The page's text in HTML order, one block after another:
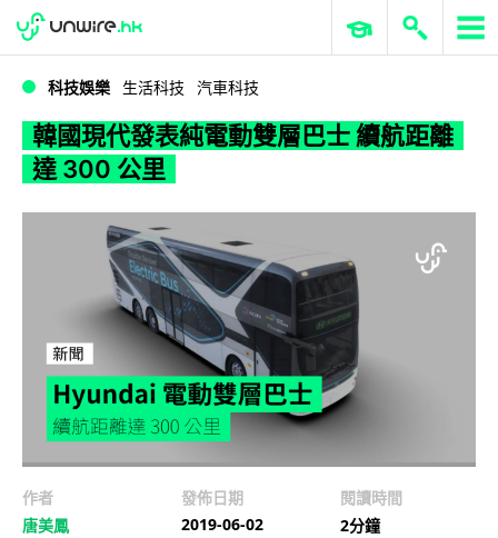
WWDC 2026 ERP 與商業 AI
科技娛樂 生活科技 汽車科技
韓國現代發表純電動雙層巴士 續航距離
達 300 公里
作者
唐美鳳
發佈日期
2019-06-02
閱讀時間
2分鐘